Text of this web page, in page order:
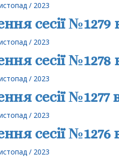
/ 2023
сесії №1279
/ 2023
сесії №1278
/ 2023
сесії №1277
/ 2023
сесії №1276
/ 2023